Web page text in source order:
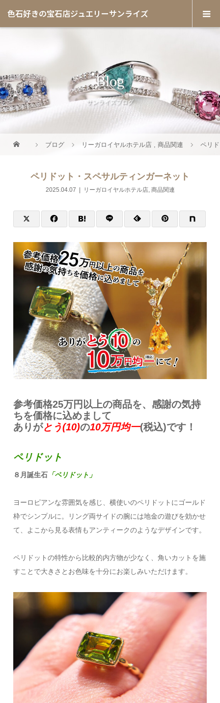
色石好きの宝石店ジュエリーサンライズ
Blog
サンライズブログ
ブログ リーガロイヤルホテル店 ,商品関連 ペリ
ペリドット・スペサルティンガーネット
2025.04.07 リーガロイヤルホテル店, 商品関連
参考価格25万円以上の商品を、感謝の気持
ちを価格に込めまして
ありがとう(10)の10万円均一(税込)です！
ペリドット
８月誕生石 「ペリドット」
ヨーロピアンな雰囲気を感じ、横使いのペリドットにゴールド
枠でシンプルに。リング両サイドの腕には地金の遊びを効かせ
て、よこから見る表情もアンティークのようなデザインです。
ペリドットの特性から比較的内方物が少なく、角いカットを施
すことで大きさとお色味を十分にお楽しみいただけます。